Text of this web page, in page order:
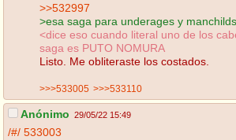
>>532997
>esa saga para underages y
<dice eso cuando literal uno de los
saga es PUTO NOMURA
Listo. Me obliteraste los costados.
>>>533005 >>>533110
Anónimo 29/05/22 15:49
/#/ 533003